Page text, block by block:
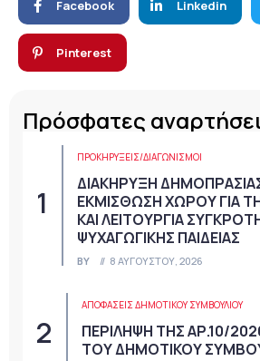
Facebook Linkedin
Pinterest
Πρόσφατες
ΠΡΟΚΗΡΎΞΕΙΣ/ΔΙΑΓΩΝΙΣΜΟΊ
ΔΙΑΚΗΡΥΞΗ
ΕΚΜΙΣΘΩΣΗ ΧΩΡΟΥ ΓΙΑ
ΚΑΙ ΛΕΙΤΟΥΡΓΙΑ
ΨΥΧΑΓΩΓΙΚΗΣ ΠΑΙΔΕΙΑΣ
BY 8 ΑΥΓΟΎΣΤΟΥ, 2026
ΑΠΟΦΆΣΕΙΣ ΔΗΜΟΤΙΚΟΎ ΣΥΜΒΟΥΛΊΟΥ
ΠΕΡΙΛΗΨΗ ΤΗΣ ΑΡ.10/
ΤΟΥ ΔΗΜΟΤΙΚΟΥ